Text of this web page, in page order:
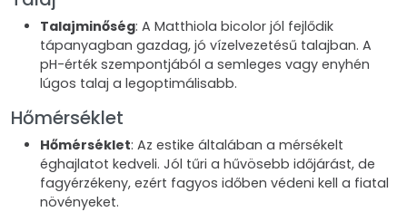
Talajminőség: A Matthiola bicolor jól fejlődik
tápanyagban gazdag, jó vízelvezetésű talajban. A
pH-érték szempontjából a semleges vagy enyhén
lúgos talaj a legoptimálisabb.
Hőmérséklet
Hőmérséklet: Az estike általában a mérsékelt
éghajlatot kedveli. Jól tűri a hűvösebb időjárást, de
fagyérzékeny, ezért fagyos időben védeni kell a fiatal
növényeket.